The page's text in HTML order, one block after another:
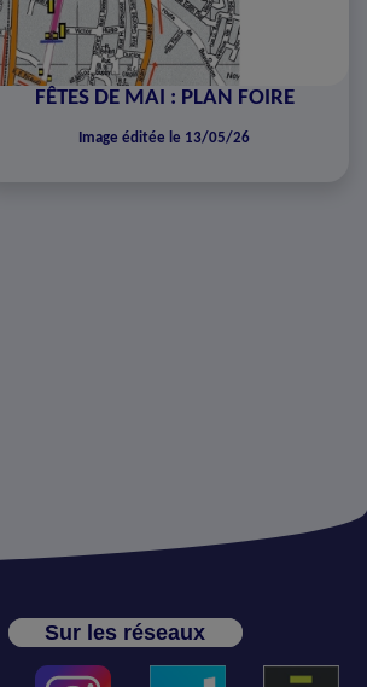
FÊTES DE MAI : PLAN FOIRE
Image éditée le 13/05/26
Sur les réseaux